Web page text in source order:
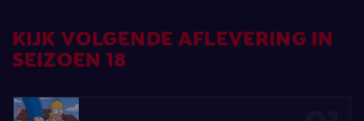
KIJK VOLGENDE AFLEVERING IN
SEIZOEN 18